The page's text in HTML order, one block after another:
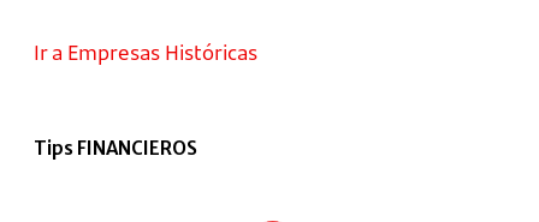
Ir a Empresas Históricas
Tips FINANCIEROS